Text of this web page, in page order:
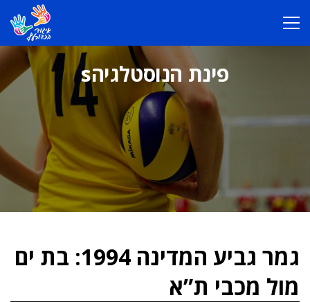
פינת הנוסטלגיהs
גמר גביע המדינה 1994: בת ים
מול מכבי ת”א